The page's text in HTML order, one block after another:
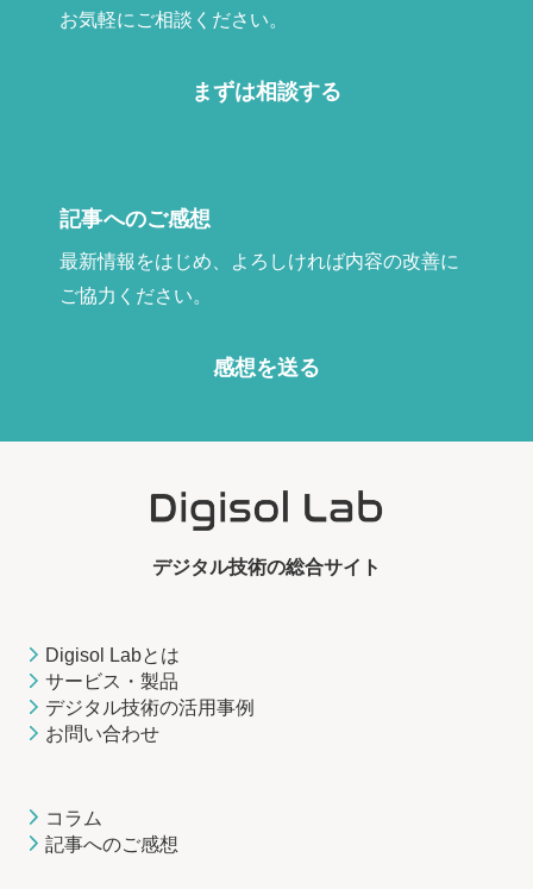
お気軽にご相談ください。
まずは相談する
記事へのご感想
最新情報をはじめ、よろしければ内容の改善に
ご協力ください。
感想を送る
デジタル技術の総合サイト
Digisol Labとは
サービス・製品
デジタル技術の活用事例
お問い合わせ
コラム
記事へのご感想